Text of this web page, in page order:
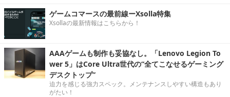
ゲームコマースの最前線ーXsolla特集
Xsollaの最新情報はこちらから！
AAAゲームも制作も妥協なし。「Lenovo Legion To
wer 5」はCore Ultra世代の“全てこなせるゲーミング
デスクトップ”
迫力を感じる強力スペック。メンテナンスしやすい構造もあり
がたい！